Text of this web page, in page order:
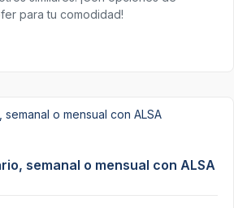
para tu comodidad!
semanal o mensual con ALSA